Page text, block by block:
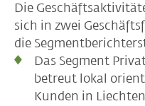
Die
sich in zwei
die
Das Segment
betreut lokal
Kunden in